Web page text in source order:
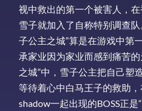
视中救出的第一个被害人，
雪子就加入了自称特别调查
子公主之城”算是在游戏中第
承家业因为家业而感到痛苦
之城”中，雪子公主把自己塑
等待着心中白马王子的救助
shadow一起出现的BOSS正是“